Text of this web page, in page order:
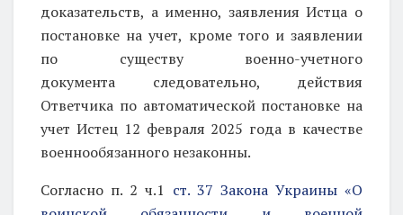
доказательств, а именно, заявления Истца о
постановке на учет, кроме того и заявлении
по существу военно-учетного
документа следовательно, действия
Ответчика по автоматической постановке на
учет Истец 12 февраля 2025 года в качестве
военнообязанного незаконны.
Согласно п. 2 ч.1 ст. 37 Закона Украины «О